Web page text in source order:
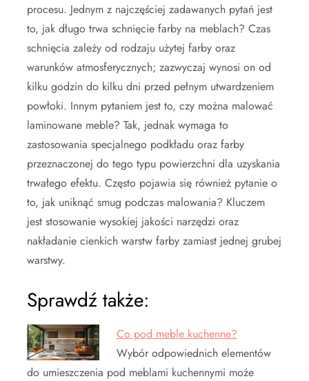
procesu. Jednym z najczęściej zadawanych pytań jest
to, jak długo trwa schnięcie farby na meblach? Czas
schnięcia zależy od rodzaju użytej farby oraz
warunków atmosferycznych; zazwyczaj wynosi on od
kilku godzin do kilku dni przed pełnym utwardzeniem
powłoki. Innym pytaniem jest to, czy można malować
laminowane meble? Tak, jednak wymaga to
zastosowania specjalnego podkładu oraz farby
przeznaczonej do tego typu powierzchni dla uzyskania
trwałego efektu. Często pojawia się również pytanie o
to, jak uniknąć smug podczas malowania? Kluczem
jest stosowanie wysokiej jakości narzędzi oraz
nakładanie cienkich warstw farby zamiast jednej grubej
warstwy.
Sprawdź także:
Co pod meble kuchenne?
Wybór odpowiednich elementów
do umieszczenia pod meblami kuchennymi może